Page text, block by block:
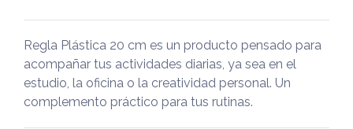
Regla Plástica 20 cm es un producto pensado para
acompañar tus actividades diarias, ya sea en el
estudio, la oficina o la creatividad personal. Un
complemento práctico para tus rutinas.